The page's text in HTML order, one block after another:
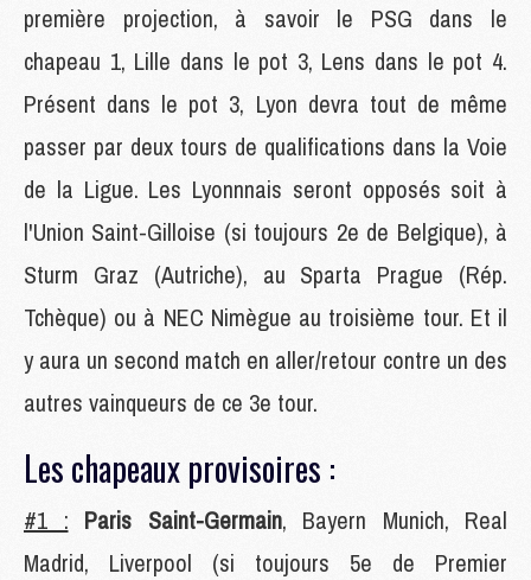
première projection, à savoir le PSG dans le
chapeau 1, Lille dans le pot 3, Lens dans le pot 4.
Présent dans le pot 3, Lyon devra tout de même
passer par deux tours de qualifications dans la Voie
de la Ligue. Les Lyonnnais seront opposés soit à
l'Union Saint-Gilloise (si toujours 2e de Belgique), à
Sturm Graz (Autriche), au Sparta Prague (Rép.
Tchèque) ou à NEC Nimègue au troisième tour. Et il
y aura un second match en aller/retour contre un des
autres vainqueurs de ce 3e tour.
Les chapeaux provisoires :
#1 : Paris Saint-Germain, Bayern Munich, Real
Madrid, Liverpool (si toujours 5e de Premier